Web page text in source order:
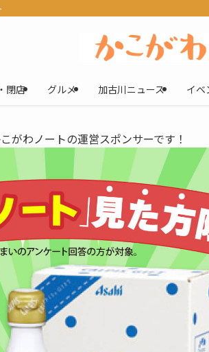
閉店 グルメ 加古川ニュース イベ
がわノートの運営スポンサーです！